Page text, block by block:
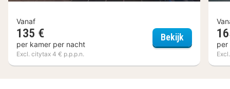
Vanaf
135 €
per kamer per nacht
Excl. citytax 4 € p.p.p.n.
Bekijk Boshotel
per